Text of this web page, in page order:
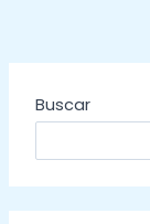
Buscar